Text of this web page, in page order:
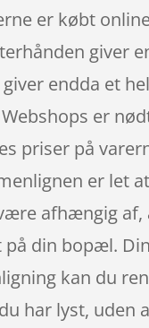
er købt
giver
endda et
er
priser på
er let
afhængig af,
din bopæl. Din
kan du
har lyst, uden